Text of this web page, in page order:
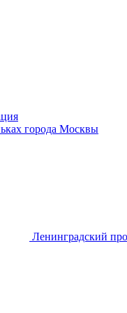
города Москвы
Ленинградский